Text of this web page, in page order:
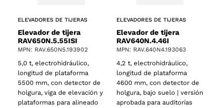
ELEVADORES DE TIJERAS
Elevador de tijera
RAV650N.5.55ISI
MPN: RAV.650N5.193902
5,0 t, electrohidráulico,
longitud de plataforma
5500 mm, con detector de
holgura, viga de elevación y
plataformas para alineado
ELEVADORES DE TIJERAS
Elevador de tijera
RAV640N.4.46I
MPN: RAV.640N4.193063
4,2 t, electrohidráulico,
longitud de plataforma
4600 mm, con detector de
holgura, bajo suelo | versión
aprobada para auditorías